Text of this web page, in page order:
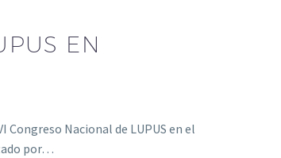
EN
Congreso Nacional de LUPUS en el
por…